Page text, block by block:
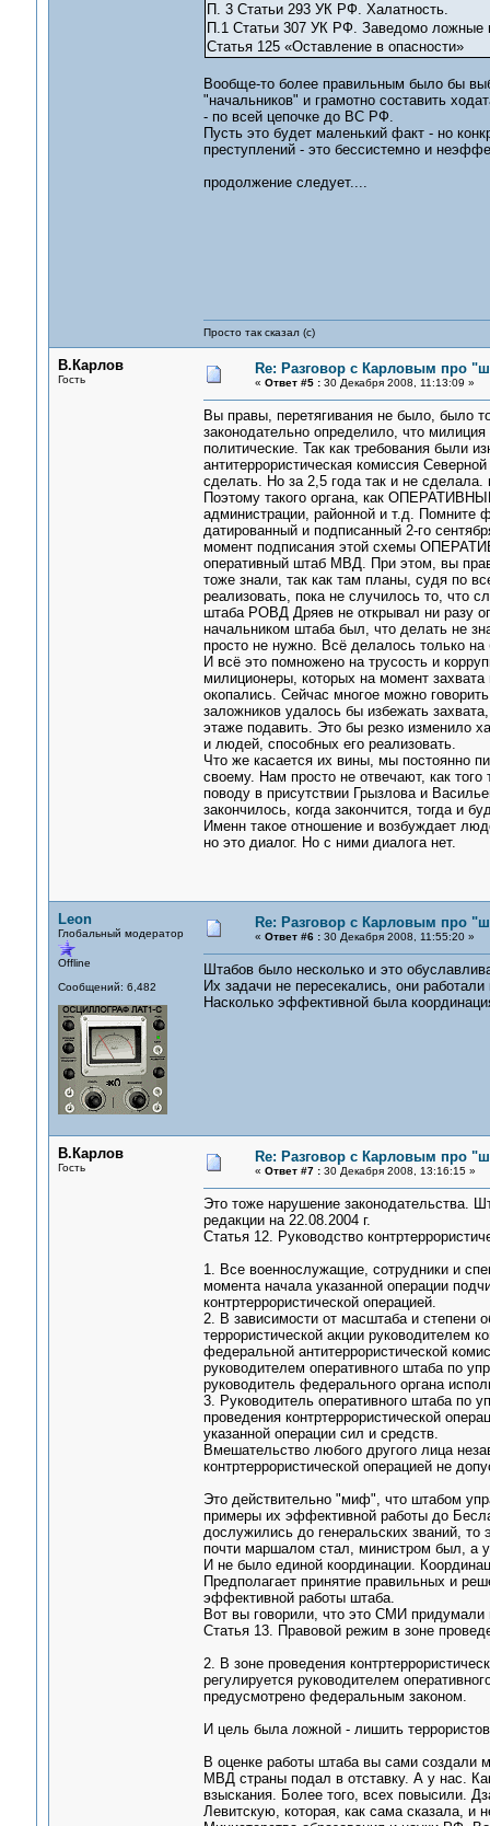
П. 3 Статьи 293 УК РФ. Халатность.
П.1 Статьи 307 УК РФ. Заведомо ложные
Статья 125 «Оставление в опасности»
Вообще-то более правильным было бы
"начальников" и грамотно составить
- по всей цепочке до ВС РФ.
Пусть это будет маленький факт - но
преступлений - это бессистемно и
продолжение следует....
Просто так сказал (с)
В.Карлов
Гость
Re: Разговор с Карловым про
« Ответ #5 :30 Декабря 2008, 11:13:09 »
Вы правы, перетягивания не было, было
законодательно определило, что милиция
политические. Так как требования были
антитеррористическая комиссия
сделать. Но за 2,5 года так и не сделала.
Поэтому такого органа, как
администрации, районной и т.д. Помните
датированный и подписанный 2-го
момент подписания этой схемы
оперативный штаб МВД. При этом, вы
тоже знали, так как там планы, судя по
реализовать, пока не случилось то, что
штаба РОВД Дряев не открывал ни разу
начальником штаба был, что делать не
просто не нужно. Всё делалось только на
И всё это помножено на трусость и
милиционеры, которых на момент
окопались. Сейчас многое можно
заложников удалось бы избежать
этаже подавить. Это бы резко изменило
и людей, способных его реализовать.
Что же касается их вины, мы постоянно
своему. Нам просто не отвечают, как
поводу в присутствии Грызлова и
закончилось, когда закончится, тогда и
Именн такое отношение и возбуждает
но это диалог. Но с ними диалога нет.
Leon
Глобальный модератор
Offline
Сообщений: 6,482
Re: Разговор с Карловым про
« Ответ #6 :30 Декабря 2008, 11:55:20 »
Штабов было несколько и это
Их задачи не пересекались, они
Насколько эффективной была
В.Карлов
Гость
Re: Разговор с Карловым про
« Ответ #7 :30 Декабря 2008, 13:16:15 »
Это тоже нарушение законодательства.
редакции на 22.08.2004 г.
Статья 12. Руководство
1. Все военнослужащие, сотрудники и
момента начала указанной операции
контртеррористической операцией.
2. В зависимости от масштаба и степени
террористической акции руководителем
федеральной антитеррористической
руководителем оперативного штаба по
руководитель федерального органа
3. Руководитель оперативного штаба по
проведения контртеррористической
указанной операции сил и средств.
Вмешательство любого другого лица
контртеррористической операцией не
Это действительно "миф", что штабом
примеры их эффективной работы до
дослужились до генеральских званий,
почти маршалом стал, министром был, а
И не было единой координации.
Предполагает принятие правильных и
эффективной работы штаба.
Вот вы говорили, что это СМИ
Статья 13. Правовой режим в зоне
2. В зоне проведения
регулируется руководителем
предусмотрено федеральным законом.
И цель была ложной - лишить
В оценке работы штаба вы сами создали
МВД страны подал в отставку. А у нас.
взыскания. Более того, всех повысили.
Левитскую, которая, как сама сказала, и